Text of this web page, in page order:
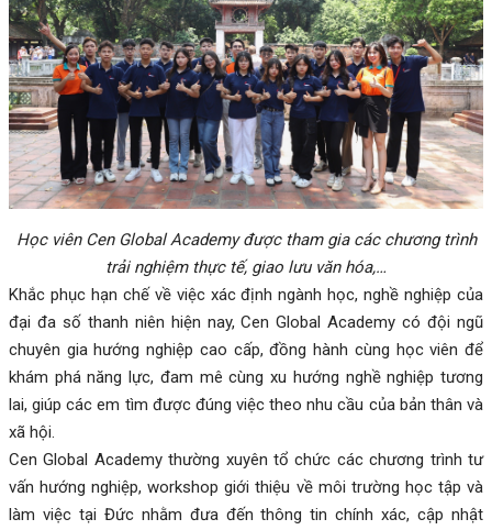
Học viên Cen Global Academy được tham gia các chương trình
trải nghiệm thực tế, giao lưu văn hóa,…
Khắc phục hạn chế về việc xác định ngành học, nghề nghiệp của
đại đa số thanh niên hiện nay, Cen Global Academy có đội ngũ
chuyên gia hướng nghiệp cao cấp, đồng hành cùng học viên để
khám phá năng lực, đam mê cùng xu hướng nghề nghiệp tương
lai, giúp các em tìm được đúng việc theo nhu cầu của bản thân và
xã hội.
Cen Global Academy thường xuyên tổ chức các chương trình tư
vấn hướng nghiệp, workshop giới thiệu về môi trường học tập và
làm việc tại Đức nhằm đưa đến thông tin chính xác, cập nhật